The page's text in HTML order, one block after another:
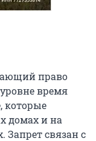
право
время
которые
домах и на
связан с